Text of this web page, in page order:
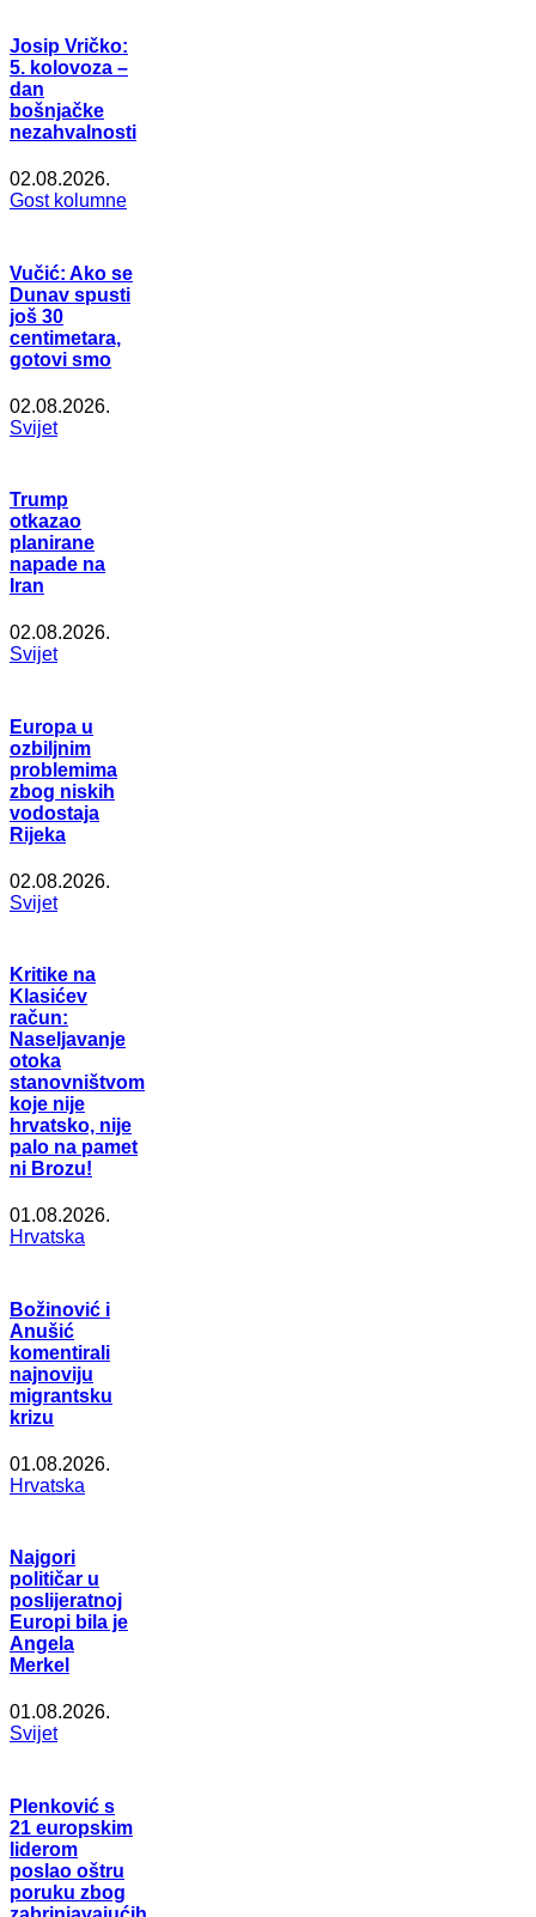
Josip Vričko:
5. kolovoza –
dan
bošnjačke
nezahvalnosti
02.08.2026.
Gost kolumne
Vučić: Ako se
Dunav spusti
još 30
centimetara,
gotovi smo
02.08.2026.
Svijet
Trump
otkazao
planirane
napade na
Iran
02.08.2026.
Svijet
Europa u
ozbiljnim
problemima
zbog niskih
vodostaja
Rijeka
02.08.2026.
Svijet
Kritike na
Klasićev
račun:
Naseljavanje
otoka
stanovništvom
koje nije
hrvatsko, nije
palo na pamet
ni Brozu!
01.08.2026.
Hrvatska
Božinović i
Anušić
komentirali
najnoviju
migrantsku
krizu
01.08.2026.
Hrvatska
Najgori
političar u
poslijeratnoj
Europi bila je
Angela
Merkel
01.08.2026.
Svijet
Plenković s
21 europskim
liderom
poslao oštru
poruku zbog